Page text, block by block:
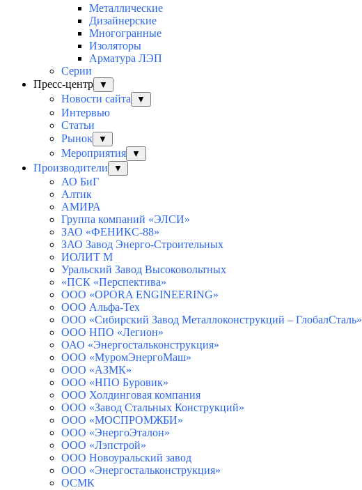
Металлические
Дизайнерские
Многогранные
Изоляторы
Арматура ЛЭП
Серии
Пресс-центр
▼
Новости сайта ▼
Интервью
Статьи
Рынок
▼
Мероприятия ▼
Производители ▼
АО БиГ
Алтик
АМИРА
Группа компаний «ЭЛСИ»
ЗАО «ФЕНИКС-88»
ЗАО Завод Энерго-Строительных
ИОЛИТ М
Уральский Завод Высоковольтных
«ПСК «Перспектива»
ООО «OPORA ENGINEERING»
ООО Альфа-Тех
ООО «Сибирский Завод Металлоконструкций – ГлобалСталь»
ООО НПО «Легион»
ОАО «Энергостальконструкция»
ООО «МуромЭнергоМаш»
ООО «АЗМК»
ООО «НПО Буровик»
ООО Холдинговая компания
ООО «Завод Стальных Конструкций»
ООО «МОСПРОМЖБИ»
ООО «ЭнергоЭталон»
ООО «Лэпстрой»
ООО Новоуральский завод
ООО «Энергостальконструкция»
ОСМК